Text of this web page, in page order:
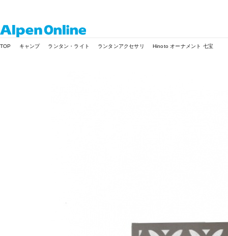
Online
TOP キャンプ ランタン・ライト ランタンアクセサリ Hinoto オーナメント 七宝